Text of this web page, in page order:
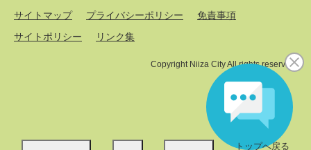
トップへ戻る
サイトマップ プライバシーポリシー
免責事項
サイトポリシー
リンク集
Copyright Niiza City All rights reserved.